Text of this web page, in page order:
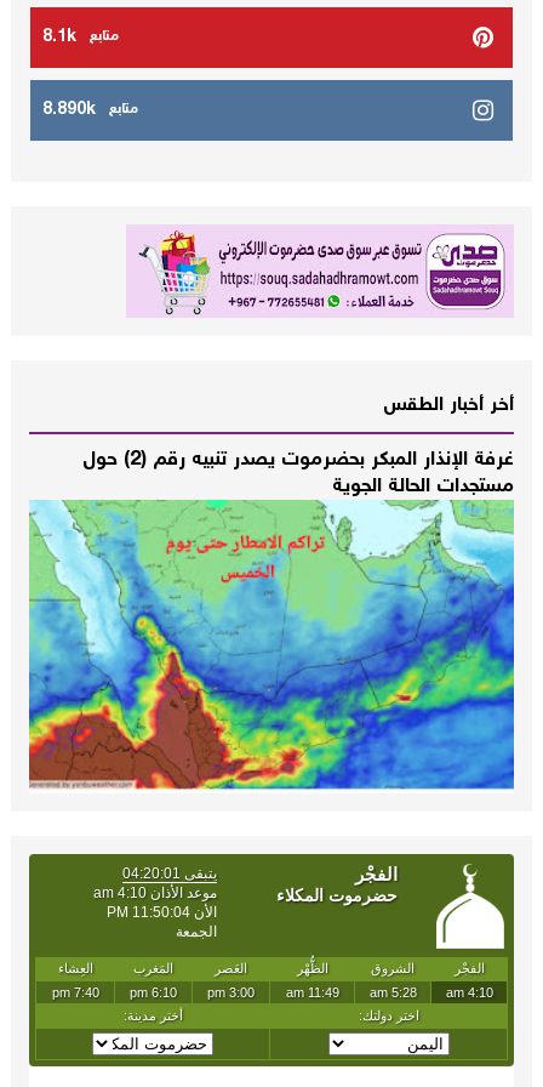
8.1k متابع
8.890k متابع
أخر أخبار الطقس
غرفة الإنذار المبكر بحضرموت يصدر تنبيه رقم (2) حول
مستجدات الحالة الجوية